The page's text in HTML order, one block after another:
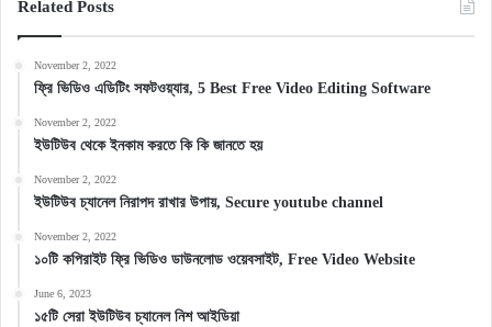
Related Posts
November 2, 2022
ফ্রি ভিডিও এডিটিং সফটওয়্যার, 5 Best Free Video Editing Software
November 2, 2022
ইউটিউব থেকে ইনকাম করতে কি কি জানতে হয়
November 2, 2022
ইউটিউব চ্যানেল নিরাপদ রাখার উপায়, Secure youtube channel
November 2, 2022
১০টি কপিরাইট ফ্রি ভিডিও ডাউনলোড ওয়েবসাইট, Free Video Website
June 6, 2023
১৫টি সেরা ইউটিউব চ্যানেল নিশ আইডিয়া